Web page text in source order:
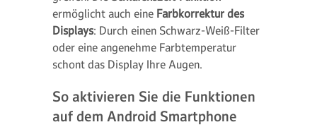
ermöglicht auch eine Farbkorrektur des
Displays: Durch einen Schwarz-Weiß-Filter
oder eine angenehme Farbtemperatur
schont das Display Ihre Augen.
So aktivieren Sie die Funktionen
auf dem Android Smartphone